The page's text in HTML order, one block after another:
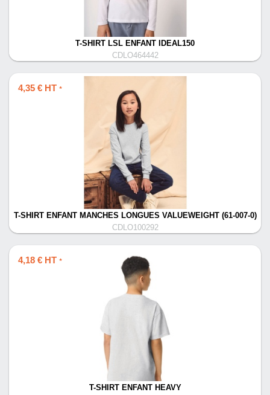
T-SHIRT LSL ENFANT IDEAL150
CDLO464442
4,35 € HT *
T-SHIRT ENFANT MANCHES LONGUES VALUEWEIGHT (61-007-0)
CDLO100292
4,18 € HT *
T-SHIRT ENFANT HEAVY